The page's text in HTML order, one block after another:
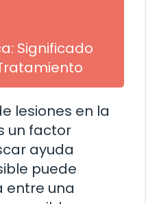
Significado
lesiones en la
un factor
ayuda
puede
entre una